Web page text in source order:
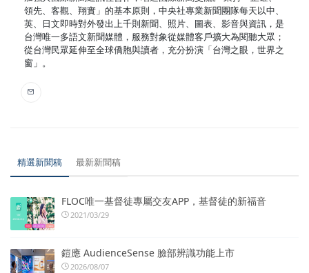
領先、客觀、翔實」的基本原則，中央社專業新聞團隊每天以中、
英、日文即時對外發出上千則新聞、照片、圖表、影音與資訊，是
台灣唯一多語文新聞媒體，服務對象從媒體客戶擴大為閱聽大眾；
從台灣民眾延伸至全球僑胞與讀者，充分扮演「台灣之眼，世界之
窗」。
精選新聞稿 最新新聞稿
FLOC唯一基督徒專屬交友APP，基督徒的新福音
2021/03/29
鎧應 AudienceSense 臉部辨識功能上市
2026/08/07